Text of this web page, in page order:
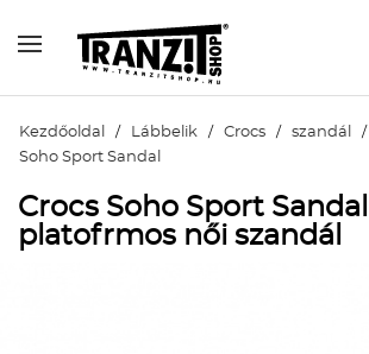
Kezdőoldal / Lábbelik / Crocs / szandál /
Soho Sport Sandal
Crocs Soho Sport Sandal
platofrmos női szandál